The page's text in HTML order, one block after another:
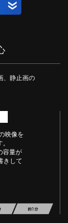
、静止画の
映像を
容量が
きして